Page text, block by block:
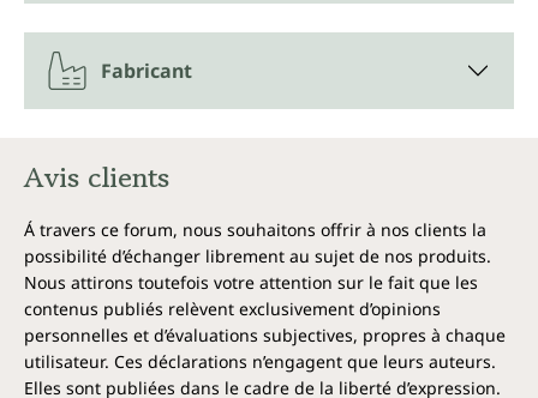
Fabricant
Avis clients
Á travers ce forum, nous souhaitons offrir à nos clients la
possibilité d’échanger librement au sujet de nos produits.
Nous attirons toutefois votre attention sur le fait que les
contenus publiés relèvent exclusivement d’opinions
personnelles et d’évaluations subjectives, propres à chaque
utilisateur. Ces déclarations n’engagent que leurs auteurs.
Elles sont publiées dans le cadre de la liberté d’expression.